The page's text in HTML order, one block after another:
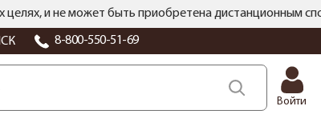
целях, и не может быть приобретена дистанционным
8-800-550-51-69
Войти